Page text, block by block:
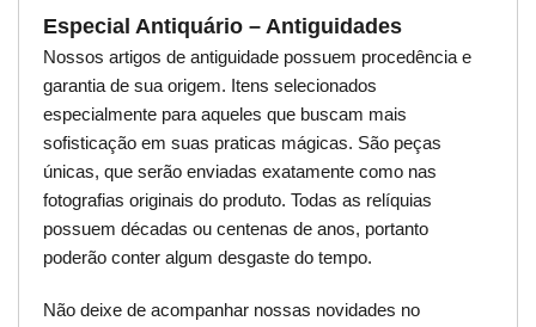
Especial Antiquário – Antiguidades
Nossos artigos de antiguidade possuem procedência e
garantia de sua origem. Itens selecionados
especialmente para aqueles que buscam mais
sofisticação em suas praticas mágicas. São peças
únicas, que serão enviadas exatamente como nas
fotografias originais do produto. Todas as relíquias
possuem décadas ou centenas de anos, portanto
poderão conter algum desgaste do tempo.
Não deixe de acompanhar nossas novidades no